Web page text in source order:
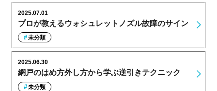
プロが教えるウォシュレットノズル故障のサイン
2025.07.01
未分類
網戸のはめ方外し方から学ぶ逆引きテクニック
2025.06.30
未分類